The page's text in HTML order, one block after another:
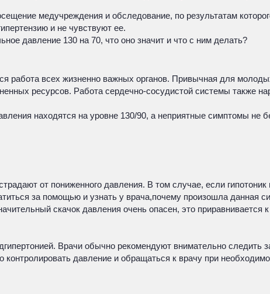
медучреждения и обследование, по результатам
и не чувствуют ее.
давление 130 на 70, что оно значит и что с ним делать?
работа всех жизненно важных органов. Привычная для
ресурсов. Работа сердечно-сосудистой системы также
находятся на уровне 130/90, а неприятные симптомы не
от пониженного давления. В том случае, если
за помощью и узнать у врача,почему произошла данная
скачок давления очень опасен, это приравнивается
Врачи обычно рекомендуют внимательно
контролировать давление и обращаться к врачу при